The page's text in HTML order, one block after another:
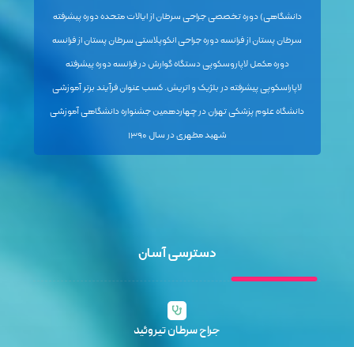
دانشگاهی) دوره تخصصی جراحی سرطان از ایالات متحده دوره پیشرفته
سرطان پستان از فرانسه دوره جراحی انکوپلاستی سرطان پستان از فرانسه
دوره مکمل لاپاروسکوپی دستگاه گوارش در فرانسه دوره پیشرفته
لاپاراسکوپی پیشرفته در بلژیک و اتریش. کسب عنوان فرآیند برتر آموزشی
دانشگاه علوم پزشکی تهران در چهاردهمین جشنواره دانشگاهی آموزشی
شهید مطهری در سال ۱۳۹۰
دسترسی آسان
جراح سرطان تیروئید